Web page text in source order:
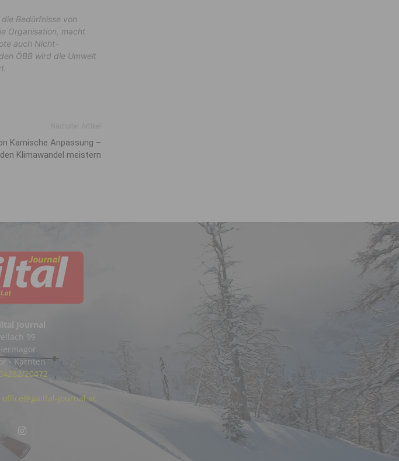
Bedürfnisse von
Organisation, macht
auch Nicht-
ÖBB wird die Umwelt
Karnische Anpassung –
Klimawandel meistern
Journal
99
- Kärnten
20472
office@gailtal-journal.at